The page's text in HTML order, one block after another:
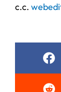
c.c.